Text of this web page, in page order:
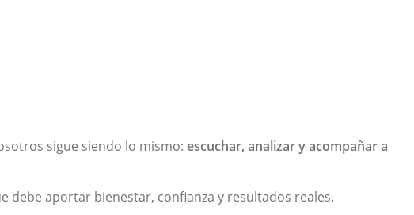
sigue siendo lo mismo: escuchar, analizar y acompañar a
debe aportar bienestar, confianza y resultados reales.